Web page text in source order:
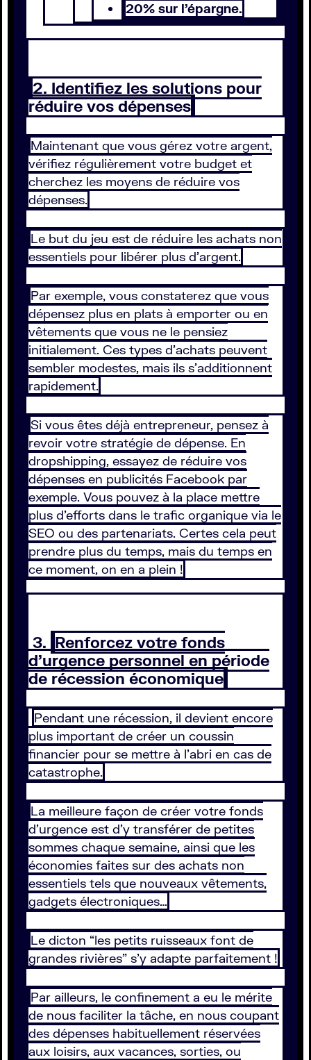
20% sur l’épargne.
2. Identifiez les solutions pour
réduire vos dépenses
Maintenant que vous gérez votre argent,
vérifiez régulièrement votre budget et
cherchez les moyens de réduire vos
dépenses.
Le but du jeu est de réduire les achats non
essentiels pour libérer plus d’argent.
Par exemple, vous constaterez que vous
dépensez plus en plats à emporter ou en
vêtements que vous ne le pensiez
initialement. Ces types d’achats peuvent
sembler modestes, mais ils s’additionnent
rapidement.
Si vous êtes déjà entrepreneur, pensez à
revoir votre stratégie de dépense. En
dropshipping, essayez de réduire vos
dépenses en publicités Facebook par
exemple. Vous pouvez à la place mettre
plus d’efforts dans le trafic organique via le
SEO ou des partenariats. Certes cela peut
prendre plus du temps, mais du temps en
ce moment, on en a plein !
3. Renforcez votre fonds
d’urgence personnel en période
de récession économique
Pendant une récession, il devient encore
plus important de créer un coussin
financier pour se mettre à l’abri en cas de
catastrophe.
La meilleure façon de créer votre fonds
d’urgence est d’y transférer de petites
sommes chaque semaine, ainsi que les
économies faites sur des achats non
essentiels tels que nouveaux vêtements,
gadgets électroniques…
Le dicton “les petits ruisseaux font de
grandes rivières” s’y adapte parfaitement !
Par ailleurs, le confinement a eu le mérite
de nous faciliter la tâche, en nous coupant
des dépenses habituellement réservées
aux loisirs, aux vacances, sorties, ou